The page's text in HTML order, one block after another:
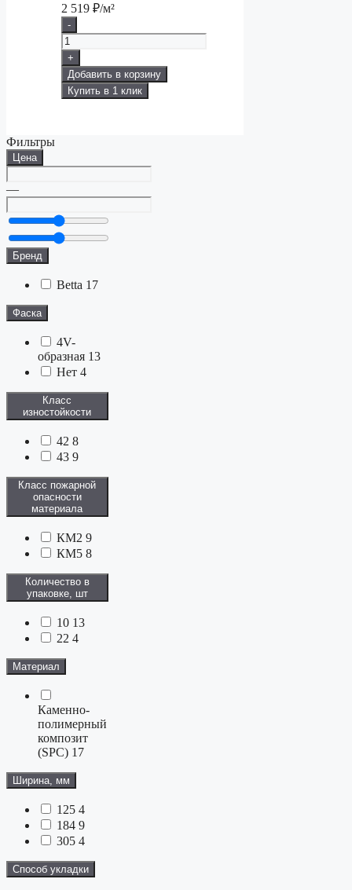
2 519 ₽/м²
-
+
Добавить в корзину
Купить в 1 клик
Фильтры
Цена
—
Бренд
Betta 17
Фаска
4V-
образная 13
Нет 4
Класс
изностойкости
42 8
43 9
Класс пожарной
опасности
материала
КМ2 9
КМ5 8
Количество в
упаковке, шт
10 13
22 4
Материал
Каменно-
полимерный
композит
(SPC) 17
Ширина, мм
125 4
184 9
305 4
Способ укладки